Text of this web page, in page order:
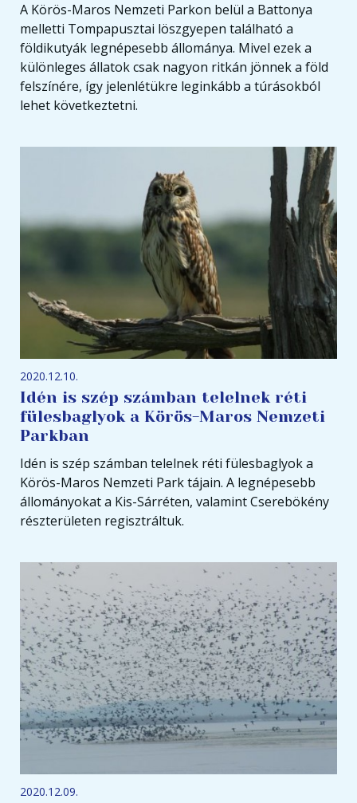
A Körös-Maros Nemzeti Parkon belül a Battonya
melletti Tompapusztai löszgyepen található a
földikutyák legnépesebb állománya. Mivel ezek a
különleges állatok csak nagyon ritkán jönnek a föld
felszínére, így jelenlétükre leginkább a túrásokból
lehet következtetni.
2020.12.10.
Idén is szép számban telelnek réti
fülesbaglyok a Körös-Maros Nemzeti
Parkban
Idén is szép számban telelnek réti fülesbaglyok a
Körös-Maros Nemzeti Park tájain. A legnépesebb
állományokat a Kis-Sárréten, valamint Cserebökény
részterületen regisztráltuk.
2020.12.09.